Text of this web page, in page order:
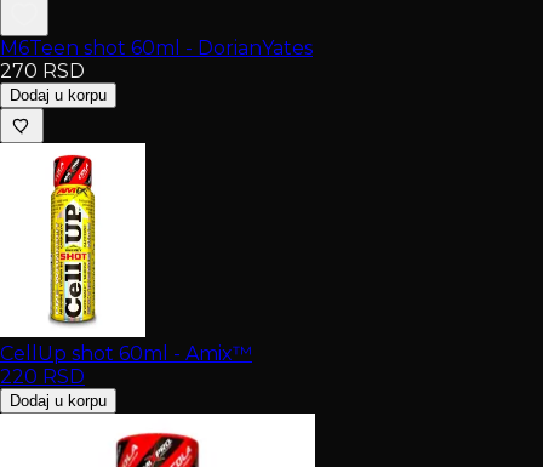
M6Teen shot 60ml - DorianYates
270 RSD
Dodaj u korpu
CellUp shot 60ml - Amix™
220 RSD
Dodaj u korpu